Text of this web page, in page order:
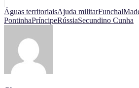
Águas territoriaisAjuda militarFunchal
PontinhaPríncipeRússiaSecundino Cunha